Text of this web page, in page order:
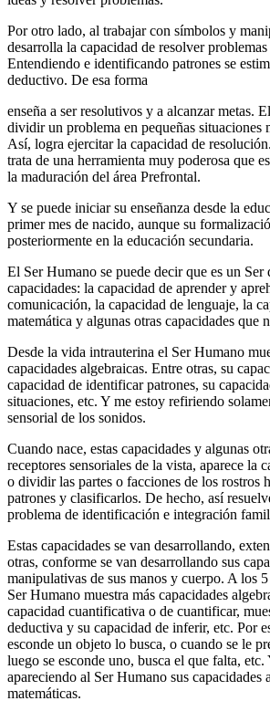
Por otro lado, al trabajar con símbolos y
desarrolla la capacidad de resolver
Entendiendo e identificando patrones se
deductivo. De esa forma
enseña a ser resolutivos y a alcanzar metas.
dividir un problema en pequeñas situaciones
Así, logra ejercitar la capacidad de
trata de una herramienta muy poderosa que
la maduración del área Prefrontal.
Y se puede iniciar su enseñanza desde la
primer mes de nacido, aunque su
posteriormente en la educación secundaria.
El Ser Humano se puede decir que es un Ser
capacidades: la capacidad de aprender y
comunicación, la capacidad de lenguaje, la
matemática y algunas otras capacidades que
Desde la vida intrauterina el Ser Humano
capacidades algebraicas. Entre otras, su
capacidad de identificar patrones, su
situaciones, etc. Y me estoy refiriendo
sensorial de los sonidos.
Cuando nace, estas capacidades y algunas
receptores sensoriales de la vista, aparece la
o dividir las partes o facciones de los rostros
patrones y clasificarlos. De hecho, así
problema de identificación e integración
Estas capacidades se van desarrollando,
otras, conforme se van desarrollando sus
manipulativas de sus manos y cuerpo. A los
Ser Humano muestra más capacidades
capacidad cuantificativa o de cuantificar,
deductiva y su capacidad de inferir, etc. Por
esconde un objeto lo busca, o cuando se le
luego se esconde uno, busca el que falta, etc.
apareciendo al Ser Humano sus capacidades
matemáticas.